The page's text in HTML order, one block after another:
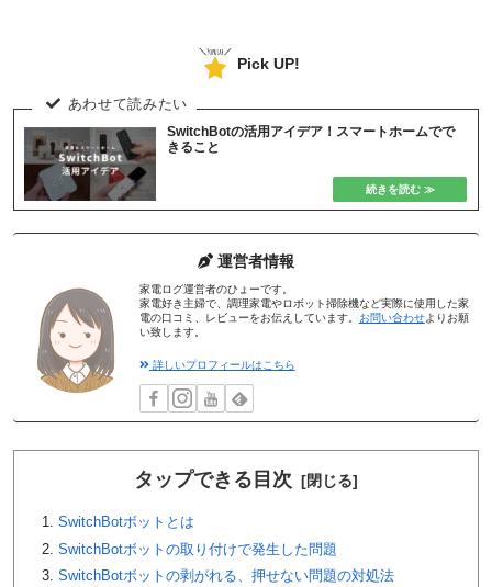
Pick UP!
SwitchBotの活用アイデア！スマートホームでで
きること
運営者情報
家電ログ運営者のひょーです。
家電好き主婦で、調理家電やロボット掃除機など実際に使用した家
電の口コミ、レビューをお伝えしています。 お問い合わせよりお願
い致します。
詳しいプロフィールはこちら
タップできる目次
SwitchBotボットとは
SwitchBotボットの取り付けで発生した問題
SwitchBotボットの剥がれる、押せない問題の対処法